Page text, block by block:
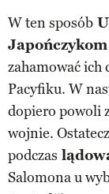
W ten sposób
zahamować ich
Pacyfiku. W
dopiero powoli
wojnie.
podczas
Salomona u